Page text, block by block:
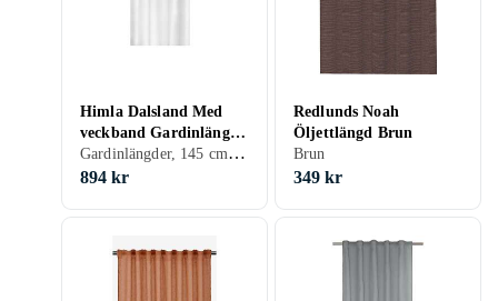
Himla Dalsland Med
veckband Gardinlängd
145x250cm
Gardinlängder, 145 cm, 250 cm, Svart, Silver, Grå, Brun, Creme/Beige
894 kr
Redlunds Noah
Öljettlängd Brun
Brun
349 kr